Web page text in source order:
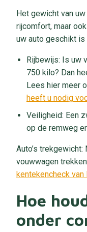
Het gewicht van
rijcomfort, maar
uw auto geschikt is
Rijbewijs: Is uw
750 kilo? Dan
Lees hier meer
heeft u nodig
Veiligheid: Een
op de remweg
Auto’s
vouwwagen
kentekencheck van
Hoe
onder